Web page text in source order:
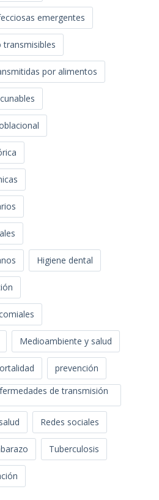
emergentes
transmisibles
por alimentos
Higiene dental
Medioambiente y salud
prevención
de transmisión
Redes sociales
Tuberculosis